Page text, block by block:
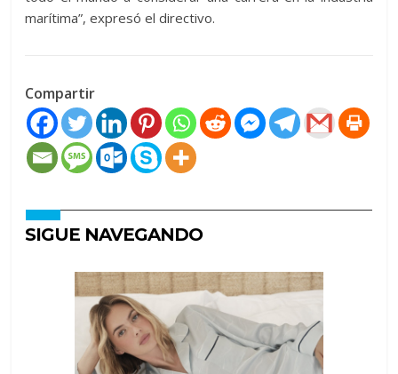
marítima”, expresó el directivo.
Compartir
SIGUE NAVEGANDO